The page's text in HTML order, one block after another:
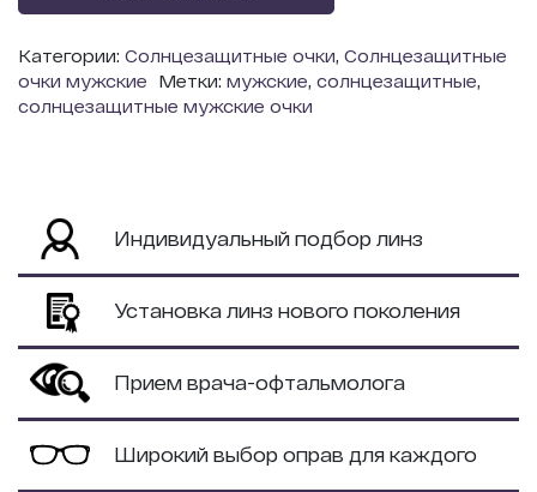
Категории: Солнцезащитные очки, Солнцезащитные
очки мужские
Метки: мужские, солнцезащитные,
солнцезащитные мужские очки
Индивидуальный подбор линз
Установка линз нового поколения
Прием врача-офтальмолога
Широкий выбор оправ для каждого